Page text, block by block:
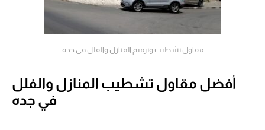
مقاول تشطيب وترميم المنازل والفلل في جده
أفضل مقاول تشطيب المنازل والفلل
في جده